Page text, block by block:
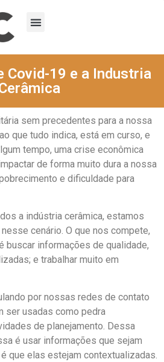
Covid-19 e a Industria
sem precedentes para a nossa
que tudo indica, está em curso, e
tempo, uma crise econômica
de forma muito dura a nossa
e dificuldade para
a indústria cerâmica, estamos
cenário. O que nos compete,
buscar informações de qualidade,
e trabalhar muito em
por nossas redes de contato
ser usadas como pedra
de planejamento. Dessa
é usar informações que sejam
que elas estejam contextualizadas.